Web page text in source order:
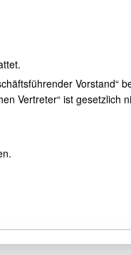
Vorstand“
Vertreter“ ist gesetzlich